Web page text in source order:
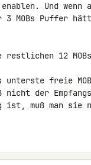
Und wenn
Puffer
restlichen 12
unterste freie
nicht der
muß man sie